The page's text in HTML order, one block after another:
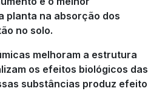
planta na absorção dos
no solo.
melhoram a estrutura
os efeitos biológicos das
substâncias produz efeito